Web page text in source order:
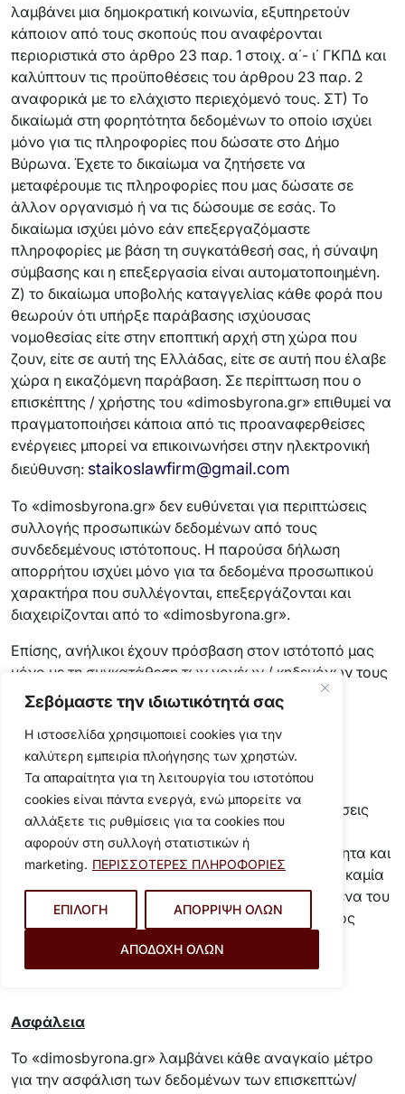
Σεβόμαστε την ιδιωτικότητά σας
Η ιστοσελίδα χρησιμοποιεί cookies για την
καλύτερη εμπειρία πλοήγησης των χρηστών.
Τα απαραίτητα για τη λειτουργία του ιστοτόπου
cookies είναι πάντα ενεργά, ενώ μπορείτε να
αλλάξετε τις ρυθμίσεις για τα cookies που
αφορούν στη συλλογή στατιστικών ή
marketing. ΠΕΡΙΣΣΟΤΕΡΕΣ ΠΛΗΡΟΦΟΡΙΕΣ
ΕΠΙΛΟΓΗ ΑΠΟΡΡΙΨΗ ΟΛΩΝ
ΑΠΟΔΟΧΗ ΟΛΩΝ
λαμβάνει μια δημοκρατική κοινωνία, εξυπηρετούν
κάποιον από τους σκοπούς που αναφέρονται
περιοριστικά στο άρθρο 23 παρ. 1 στοιχ. α΄- ι΄ ΓΚΠΔ και
καλύπτουν τις προϋποθέσεις του άρθρου 23 παρ. 2
αναφορικά με το ελάχιστο περιεχόμενό τους. ΣΤ) Το
δικαίωμά στη φορητότητα δεδομένων το οποίο ισχύει
μόνο για τις πληροφορίες που δώσατε στο Δήμο
Βύρωνα. Έχετε το δικαίωμα να ζητήσετε να
μεταφέρουμε τις πληροφορίες που μας δώσατε σε
άλλον οργανισμό ή να τις δώσουμε σε εσάς. Το
δικαίωμα ισχύει μόνο εάν επεξεργαζόμαστε
πληροφορίες με βάση τη συγκατάθεσή σας, ή σύναψη
σύμβασης και η επεξεργασία είναι αυτοματοποιημένη.
Ζ) το δικαίωμα υποβολής καταγγελίας κάθε φορά που
θεωρούν ότι υπήρξε παράβασης ισχύουσας
νομοθεσίας είτε στην εποπτική αρχή στη χώρα που
ζουν, είτε σε αυτή της Ελλάδας, είτε σε αυτή που έλαβε
χώρα η εικαζόμενη παράβαση. Σε περίπτωση που ο
επισκέπτης / χρήστης του «dimosbyrona.gr» επιθυμεί να
πραγματοποιήσει κάποια από τις προαναφερθείσες
ενέργειες μπορεί να επικοινωνήσει στην ηλεκτρονική
διεύθυνση: staikoslawfirm@gmail.com
Το «dimosbyrona.gr» δεν ευθύνεται για περιπτώσεις
συλλογής προσωπικών δεδομένων από τους
συνδεδεμένους ιστότοπους. Η παρούσα δήλωση
απορρήτου ισχύει μόνο για τα δεδομένα προσωπικού
χαρακτήρα που συλλέγονται, επεξεργάζονται και
διαχειρίζονται από το «dimosbyrona.gr».
Επίσης, ανήλικοι έχουν πρόσβαση στον ιστότοπό μας
μόνο με τη συγκατάθεση των γονέων / κηδεμόνων τους
και δεν υποχρεούνται να γνωστοποιήσουν τα
προσωπικά τους στοιχεία.
Φάκελοι Καταχωρήσεων (Log Files)
Το «dimosbyrona.gr» χρησιμοποιεί τις IP διευθύνσεις
(Internet Protocol) για την εξαγωγή στατιστικών
συμπερασμάτων που αφορούν στην επισκεψιμότητα και
τη διαχείριση του ιστότοπου. Οι IP διευθύνσεις σε καμία
περίπτωση δεν συνδέονται με προσωπικά δεδομένα του
επισκέπτη/ χρήστη του «dimosbyrona.gr». Ο Δήμος
Βύρωνα έχει αναρτήσει προς ενημέρωση τη
σχετική
Ασφάλεια
Το «dimosbyrona.gr» λαμβάνει κάθε αναγκαίο μέτρο
για την ασφάλιση των δεδομένων των επισκεπτών/